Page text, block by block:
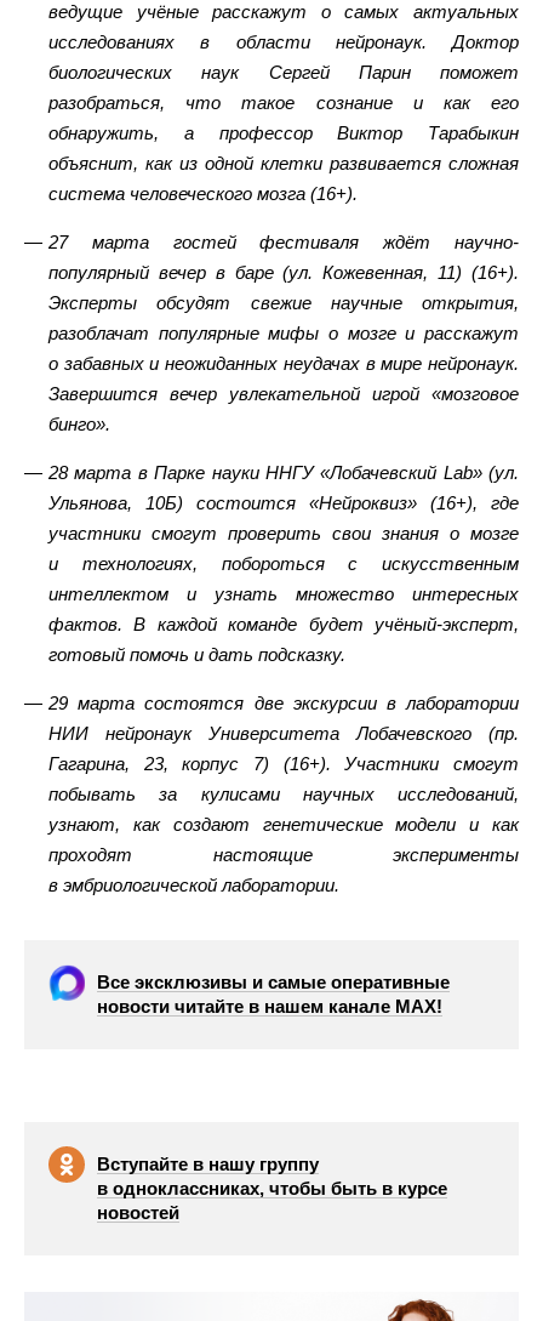
ведущие учёные расскажут о самых актуальных
исследованиях в области нейронаук. Доктор
биологических наук Сергей Парин поможет
разобраться, что такое сознание и как его
обнаружить, а профессор Виктор Тарабыкин
объяснит, как из одной клетки развивается сложная
система человеческого мозга (16+).
27 марта гостей фестиваля ждёт научно-
популярный вечер в баре (ул. Кожевенная, 11) (16+).
Эксперты обсудят свежие научные открытия,
разоблачат популярные мифы о мозге и расскажут
о забавных и неожиданных неудачах в мире нейронаук.
Завершится вечер увлекательной игрой «мозговое
бинго».
28 марта в Парке науки ННГУ «Лобачевский Lab» (ул.
Ульянова, 10Б) состоится «Нейроквиз» (16+), где
участники смогут проверить свои знания о мозге
и технологиях, побороться с искусственным
интеллектом и узнать множество интересных
фактов. В каждой команде будет учёный-эксперт,
готовый помочь и дать подсказку.
29 марта состоятся две экскурсии в лаборатории
НИИ нейронаук Университета Лобачевского (пр.
Гагарина, 23, корпус 7) (16+). Участники смогут
побывать за кулисами научных исследований,
узнают, как создают генетические модели и как
проходят настоящие эксперименты
в эмбриологической лаборатории.
Все эксклюзивы и самые оперативные
новости читайте в нашем канале МАХ!
Вступайте в нашу группу
в одноклассниках, чтобы быть в курсе
новостей